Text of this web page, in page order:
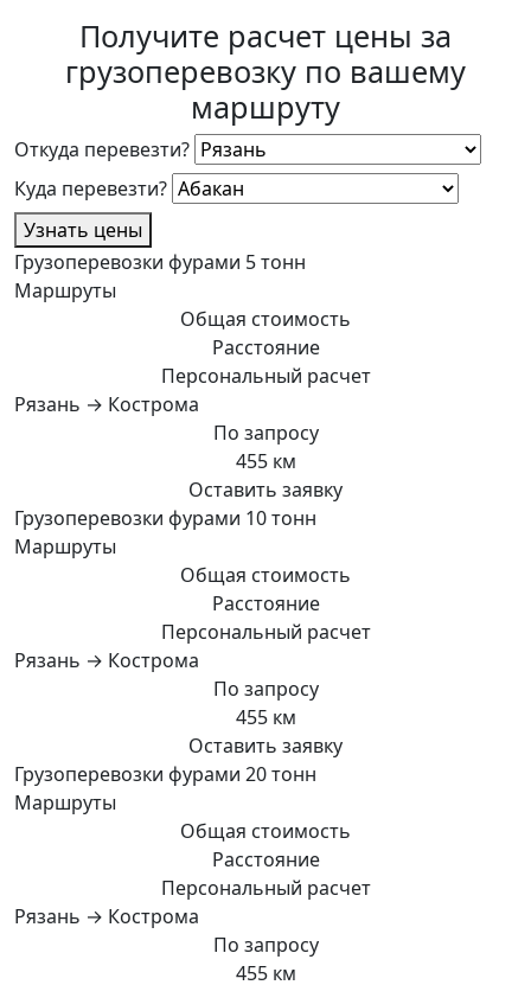
Получите расчет цены за
грузоперевозку по вашему
маршруту
Откуда перевезти?
Куда перевезти?
Узнать цены
Грузоперевозки фурами 5 тонн
Маршруты
Общая стоимость
Расстояние
Персональный расчет
Рязань → Кострома
По запросу
455 км
Оставить заявку
Грузоперевозки фурами 10 тонн
Маршруты
Общая стоимость
Расстояние
Персональный расчет
Рязань → Кострома
По запросу
455 км
Оставить заявку
Грузоперевозки фурами 20 тонн
Маршруты
Общая стоимость
Расстояние
Персональный расчет
Рязань → Кострома
По запросу
455 км